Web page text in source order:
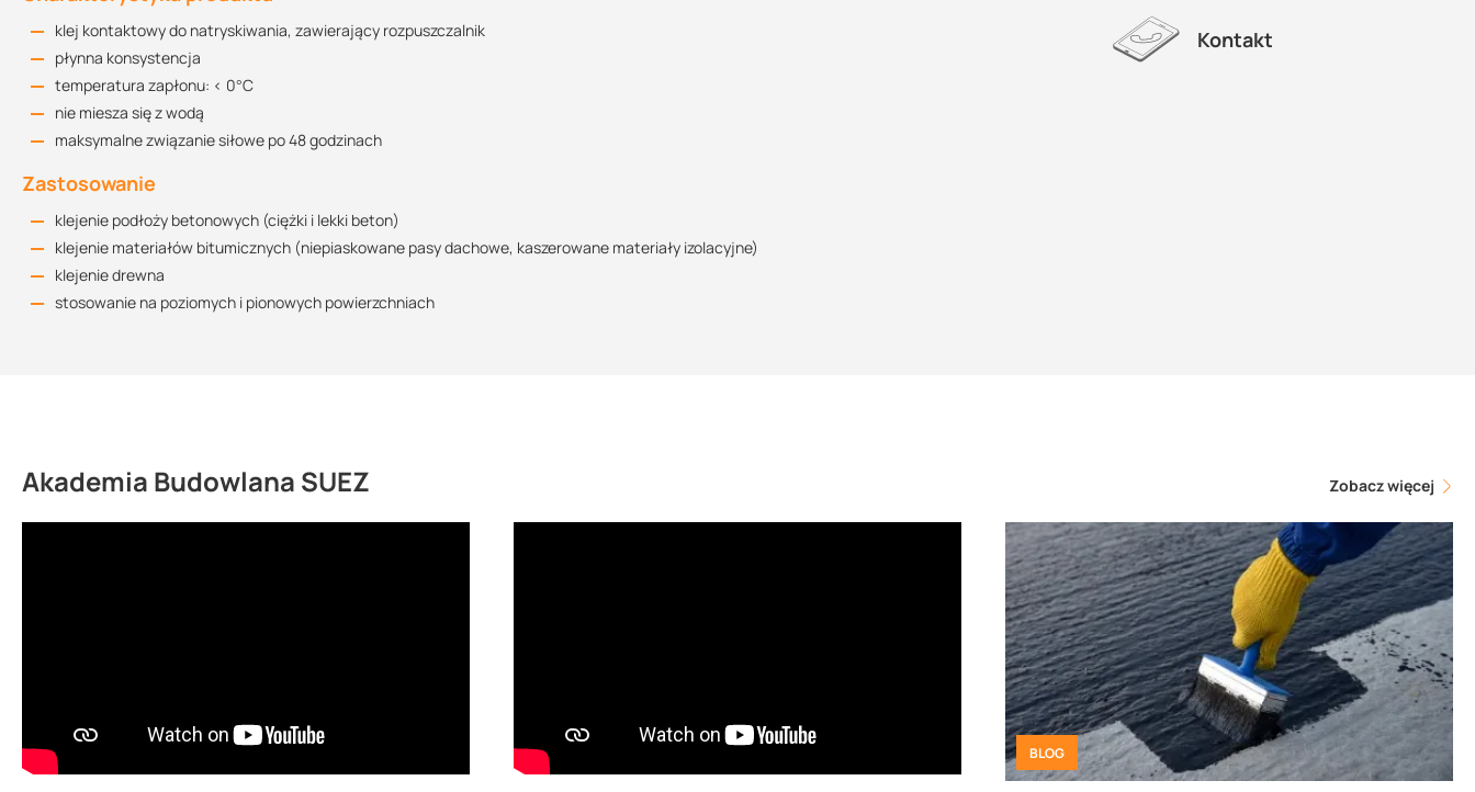
klej kontaktowy do natryskiwania, zawierający rozpuszczalnik
płynna konsystencja
temperatura zapłonu: < 0°C
nie miesza się z wodą
maksymalne związanie siłowe po 48 godzinach
Zastosowanie
klejenie podłoży betonowych (ciężki i lekki beton)
klejenie materiałów bitumicznych (niepiaskowane pasy dachowe, kaszerowane materiały izolacyjne)
klejenie drewna
stosowanie na poziomych i pionowych powierzchniach
Kontakt
Akademia Budowlana SUEZ Zobacz więcej
BLOG